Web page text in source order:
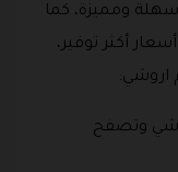
ومميزة، كما
أكثر توفير،
اروشي:
وتصفح